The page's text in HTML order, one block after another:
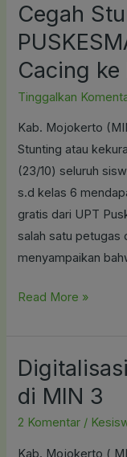
Cegah
Cacing ke
Tinggalkan
Kab. Mojokerto
Stunting atau
(23/10) seluruh
s.d kelas 6
gratis dari UPT
salah satu petugas
menyampaikan
Cegah
Stunting,
UPT
PUSKESMAS
Bagikan
Read More »
di MIN 3
2 Komentar /
Kab. Mojokerto (
Digitalisasi
Skrining
Kesehatan
di
MIN